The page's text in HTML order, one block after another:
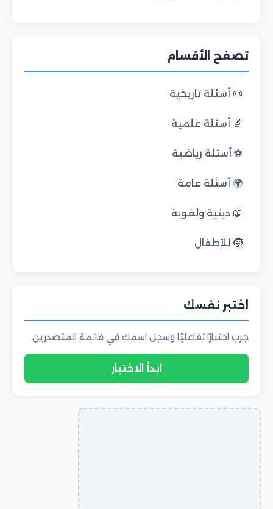
تصفح الأقسام
📜 أسئلة تاريخية
🔬 أسئلة علمية
⚽ أسئلة رياضية
🌍 أسئلة عامة
📖 دينية ولغوية
🧒 للأطفال
اختبر نفسك
جرب اختبارًا تفاعليًا وسجل اسمك في قائمة المتصدرين
ابدأ الاختبار